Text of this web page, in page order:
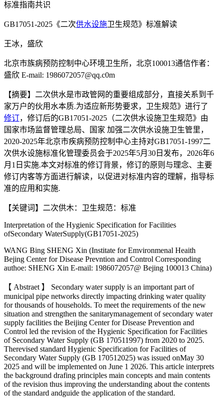
标准指南共识
GB17051-2025《二次供水设施卫生规范》标准解读
王冰，盛欣
北京市族病预防控制中心环境卫生所，北京100013通信作者：
盛欣 E-mail: 1986072057@qq.c0m
【摘要】二次供水是市政管网的重要组成部分，直接关系到千
家万户的伙用水本质.为适应新形势要求，卫生规范》进行了
修订，修订后的GB17051-2025（二次供水设施卫生规范》由
国家市场监督管理总局、国家 加强二次供水设施卫生管里，
2020-2025年北京市疾病预防控制中心主持对GB17051-1997二
次供水设施标准化管理委员会于2025年5月30日发布，2026年6
月1日实施.本文对标准的修订背景，修订的原则与理念、主要
修订内客等方面进行解读，以促进对标准内容的理解，指导标
准的应用和实施.
【关键词】二次供木：卫生规范：标准
Interpretation of the Hygienic Specification for Facilities
ofSecondary WaterSupply(GB17051-2025)
WANG Bing SHENG Xin (Institate for Emvironmenal Heaith
Bejing Center for Disease Prevntion and Control Corresponding
authoe: SHENG Xin E-mail: 1986072057@ Bejing 100013 China)
【 Abstraet 】 Secondary water supply is an important part of
municipal pipe networks directly impacting drinking water quality
for thousands of households. To meet the requirements of the new
situation and strengthen the sanitarymanagement of secondary water
supply facilities the Beijing Center for Disease Prevention and
Control led the revision of the Hygienic Specification for Facilities
of Secondary Water Supply (GB 170511997) from 2020 to 2025.
Therevised standard Hygienic Specification for Facilities of
Secondary Water Supply (GB 170512025) was issued onMay 30
2025 and will be implemented on June 1 2026. This article interprets
the background drafing principles main concepts and main contents
of the revision thus improving the understanding about the contents
of the standard andguide the application of the standard.